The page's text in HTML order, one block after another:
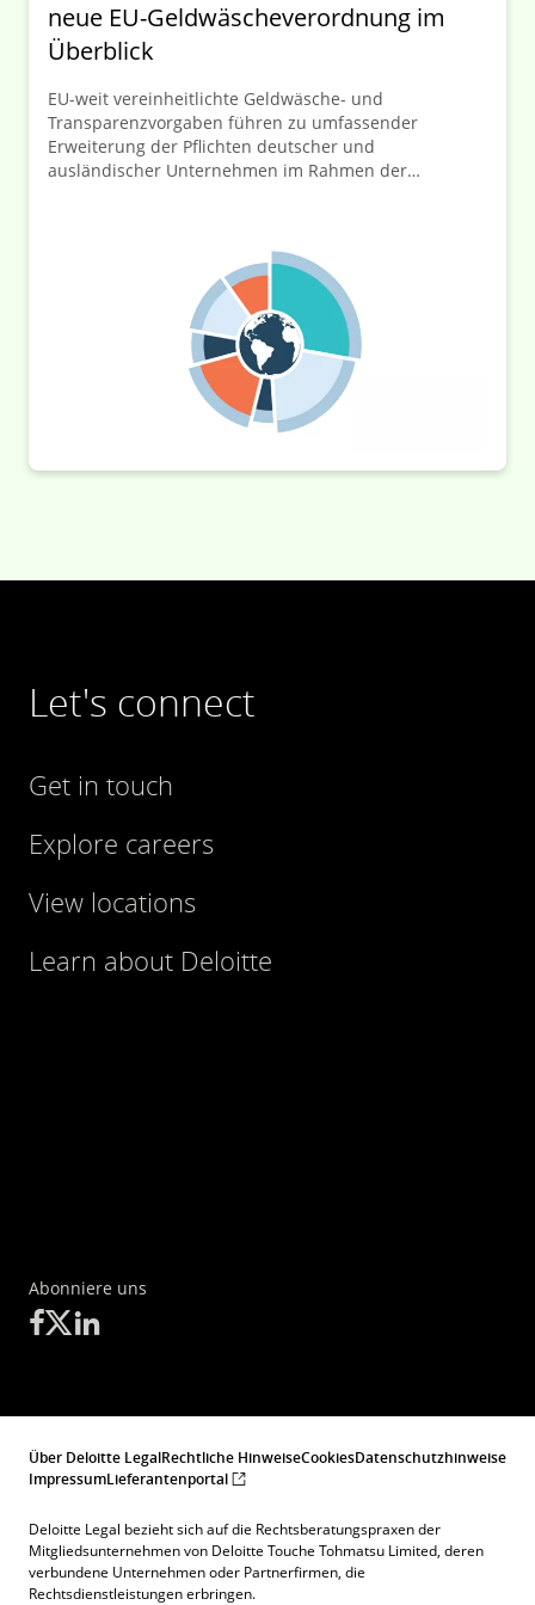
neue EU-Geldwäscheverordnung im
Überblick
EU-weit vereinheitlichte Geldwäsche- und
Transparenzvorgaben führen zu umfassender
Erweiterung der Pflichten deutscher und
ausländischer Unternehmen im Rahmen der
überblicksartig dar, bevor wir in den folgenden
Beiträgen vertiefter auf ausgewählte
Schlüsselelemente der zahlreichen Neuregelungen
eingehen werden.
Let's connect
Get in touch
Explore careers
View locations
Learn about Deloitte
Abonniere uns
Über Deloitte LegalRechtliche HinweiseCookiesDatenschutzhinweise
ImpressumLieferantenportal
Deloitte Legal bezieht sich auf die Rechtsberatungspraxen der
Mitgliedsunternehmen von Deloitte Touche Tohmatsu Limited, deren
verbundene Unternehmen oder Partnerfirmen, die
Rechtsdienstleistungen erbringen.